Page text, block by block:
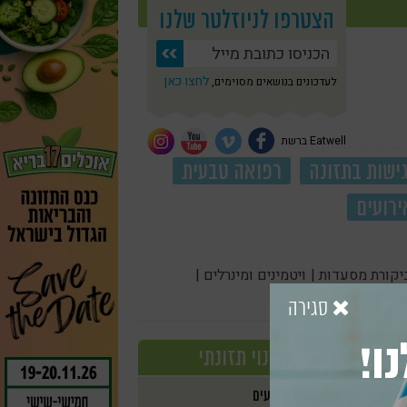
הצטרפו לניוזלטר שלנו
לעדכונים בנושאים מסוימים, לחצו כאן
Eatwell ברשת
גישות בתזונה
רפואה טבעית
מסעדות | ויטמינים ומינרלים |
שינוי תזונתי
אירועים
סגירה